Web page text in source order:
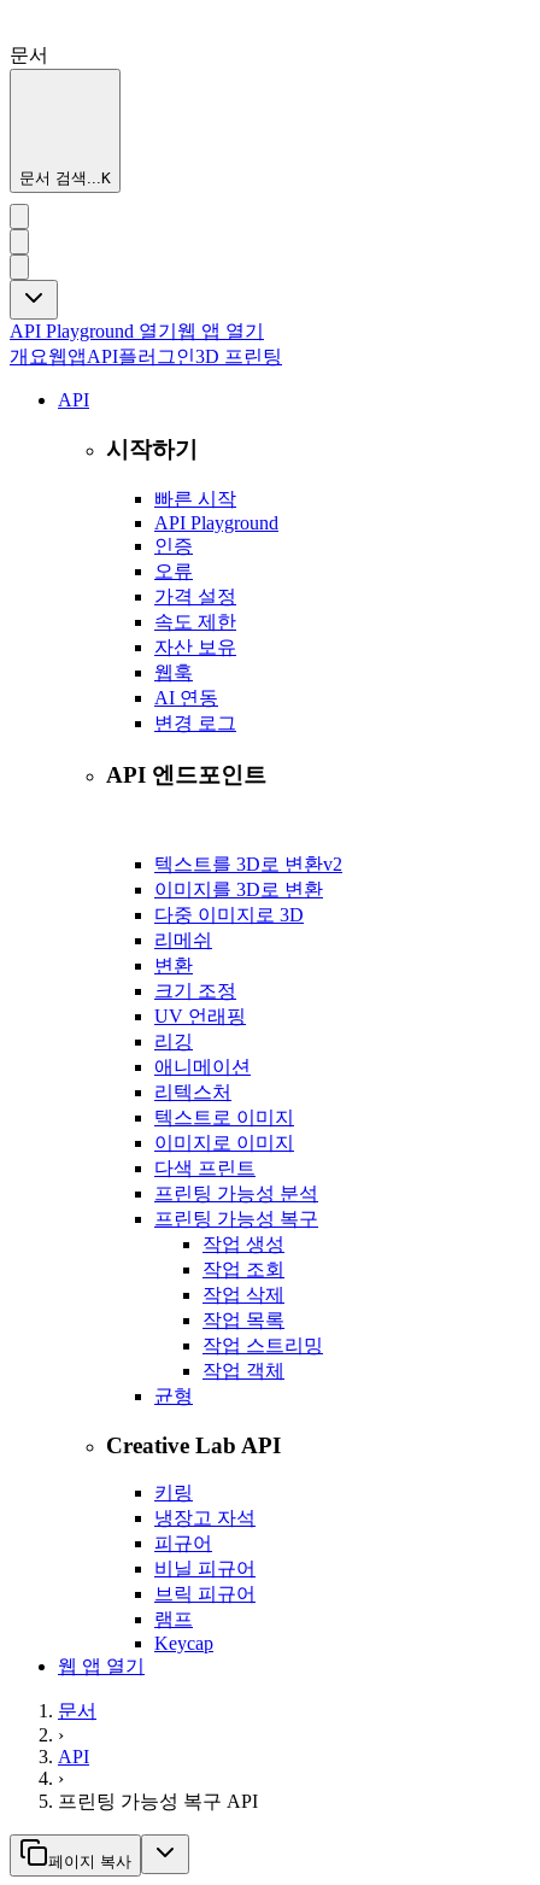
문서
문서 검색...K
API Playground 열기 웹 앱 열기
개요웹앱API플러그인3D 프린팅
API
시작하기
빠른 시작
API Playground
인증
오류
가격 설정
속도 제한
자산 보유
웹훅
AI 연동
변경 로그
API 엔드포인트
텍스트를 3D로 변환v2
이미지를 3D로 변환
다중 이미지로 3D
리메쉬
변환
크기 조정
UV 언래핑
리깅
애니메이션
리텍스처
텍스트로 이미지
이미지로 이미지
다색 프린트
프린팅 가능성 분석
프린팅 가능성 복구
작업 생성
작업 조회
작업 삭제
작업 목록
작업 스트리밍
작업 객체
균형
Creative Lab API
키링
냉장고 자석
피규어
비닐 피규어
브릭 피규어
램프
Keycap
웹 앱 열기
문서
›
API
›
프린팅 가능성 복구 API
페이지 복사